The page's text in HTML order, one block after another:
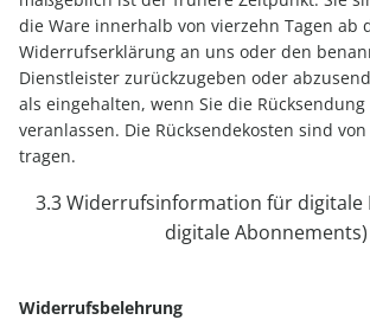
die Ware innerhalb von vierzehn Tagen ab
Widerrufserklärung an uns oder den
Dienstleister zurückzugeben oder
als eingehalten, wenn Sie die
veranlassen. Die Rücksendekosten sind
tragen.
3.3 Widerrufsinformation für digitale
digitale Abonnements)
Widerrufsbelehrung